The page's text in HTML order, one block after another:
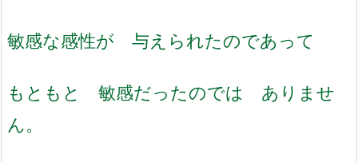
敏感な感性が 与えられたのであって
もともと 敏感だったのでは ありませ
ん。